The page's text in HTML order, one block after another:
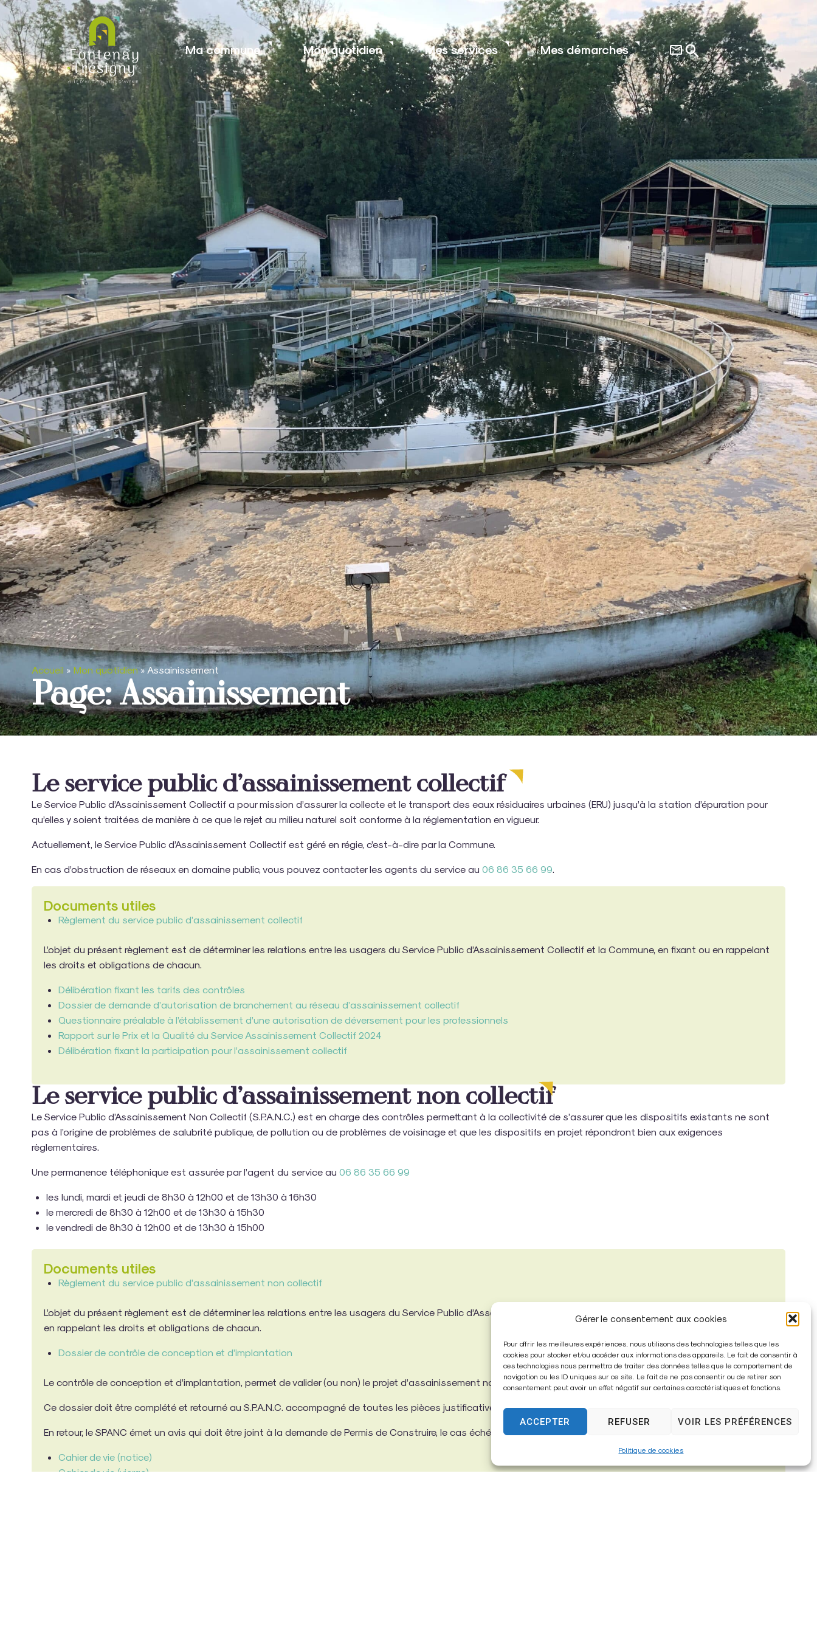
Gérer le consentement aux cookies
Pour offrir les meilleures expériences, nous utilisons des technologies telles que les
cookies pour stocker et/ou accéder aux informations des appareils. Le fait de consentir à
ces technologies nous permettra de traiter des données telles que le comportement de
navigation ou les ID uniques sur ce site. Le fait de ne pas consentir ou de retirer son
consentement peut avoir un effet négatif sur certaines caractéristiques et fonctions.
ACCEPTER REFUSER VOIR LES PRÉFÉRENCES
Politique de cookies
principal
Ma commune Mon quotidien Mes services Mes démarches
Accueil » Mon quotidien» Assainissement
Page: Assainissement
Le service public d’assainissement collectif
Le Service Public d’Assainissement Collectif a pour mission d’assurer la collecte et le transport des eaux résiduaires urbaines (ERU) jusqu’à la station d’épuration pour
qu’elles y soient traitées de manière à ce que le rejet au milieu naturel soit conforme à la réglementation en vigueur.
Actuellement, le Service Public d’Assainissement Collectif est géré en régie, c’est-à-dire par la Commune.
En cas d’obstruction de réseaux en domaine public, vous pouvez contacter les agents du service au 06 86 35 66 99
Documents utiles
Règlement du service public d’assainissement collectif
L’objet du présent règlement est de déterminer les relations entre les usagers du Service Public d’Assainissement Collectif et la Commune, en fixant ou en rappelant
les droits et obligations de chacun.
Délibération fixant les tarifs des contrôles
Dossier de demande d’autorisation de branchement au réseau d’assainissement collectif
Questionnaire préalable à l’établissement d’une autorisation de déversement pour les professionnels
Rapport sur le Prix et la Qualité du Service Assainissement Collectif 2024
Délibération fixant la participation pour l’assainissement collectif
Le service public d’assainissement non collectif
Le Service Public d’Assainissement Non Collectif (S.P.A.N.C.) est en charge des contrôles permettant à la collectivité de s’assurer que les dispositifs existants ne sont
pas à l’origine de problèmes de salubrité publique, de pollution ou de problèmes de voisinage et que les dispositifs en projet répondront bien aux exigences
règlementaires.
Une permanence téléphonique est assurée par l’agent du service au 06 86 35 66 99
les lundi, mardi et jeudi de 8h30 à 12h00 et de 13h30 à 16h30
le mercredi de 8h30 à 12h00 et de 13h30 à 15h30
le vendredi de 8h30 à 12h00 et de 13h30 à 15h00
Documents utiles
Règlement du service public d’assainissement non collectif
L’objet du présent règlement est de déterminer les relations entre les usagers du Service Public d’Assainissement Non Collectif (SPANC) et la Commune, en fixant ou
en rappelant les droits et obligations de chacun.
Dossier de contrôle de conception et d’implantation
Le contrôle de conception et d’implantation, permet de valider (ou non) le projet d’assainissement non collectif vis-à-vis des contraintes existantes.
Ce dossier doit être complété et retourné au S.P.A.N.C. accompagné de toutes les pièces justificatives requises.
En retour, le SPANC émet un avis qui doit être joint à la demande de Permis de Construire, le cas échéant.
Cahier de vie (notice)
Cahier de vie (vierge)